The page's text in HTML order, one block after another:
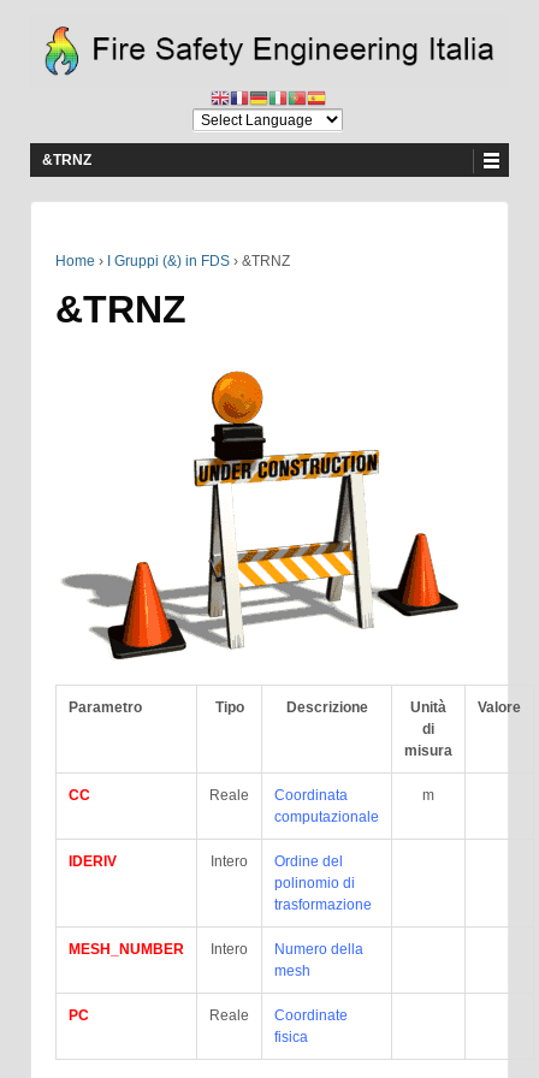
&TRNZ
Home › I Gruppi (&) in FDS › &TRNZ
&TRNZ
Parametro Tipo Descrizione
Unità
di
misura
Valore
CC Reale
Coordinata
computazionale
m
IDERIV Intero
Ordine del
polinomio di
trasformazione
MESH_NUMBER Intero
Numero della
mesh
PC Reale
Coordinate
fisica